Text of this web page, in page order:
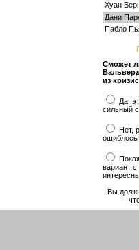
Хуан
Дани
Пабло
Сможет
из
Да,
сильный
Нет,
ошиблось
вариант
Вы